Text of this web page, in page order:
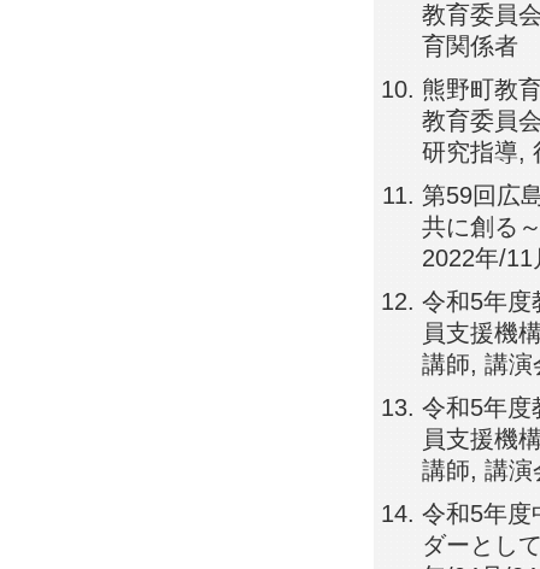
教育委員
育関係者
熊野町教
教育委員
研究指導,
第59回広
共に創る
2022年/
令和5年度
員支援機
講師, 講演
令和5年度
員支援機
講師, 講演
令和5年度
ダーとし